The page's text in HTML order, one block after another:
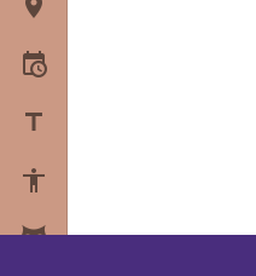
Unidades
Horários
Blog
Sobre Yoga